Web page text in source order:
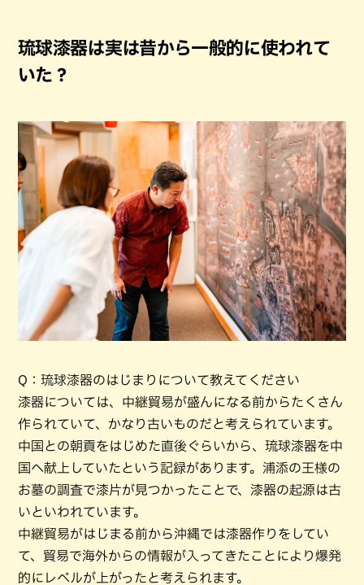
琉球漆器は実は昔から一般的に使われて
いた？
Q：琉球漆器のはじまりについて教えてください
漆器については、中継貿易が盛んになる前からたくさん
作られていて、かなり古いものだと考えられています。
中国との朝貢をはじめた直後ぐらいから、琉球漆器を中
国へ献上していたという記録があります。浦添の王様の
お墓の調査で漆片が見つかったことで、漆器の起源は古
いといわれています。
中継貿易がはじまる前から沖縄では漆器作りをしてい
て、貿易で海外からの情報が入ってきたことにより爆発
的にレベルが上がったと考えられます。